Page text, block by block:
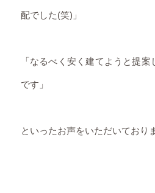
配でした(笑)」
「なるべく安く建てようと提
です」
といったお声をいただいており